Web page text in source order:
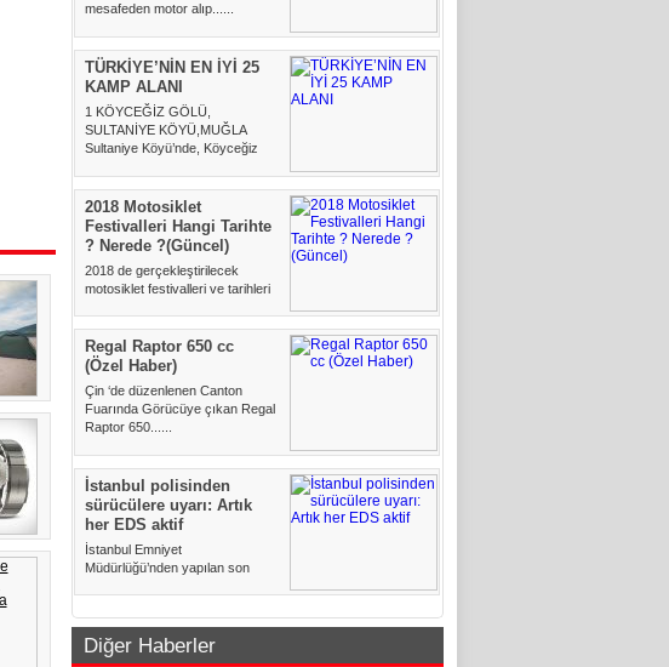
mesafeden motor alıp......
TÜRKİYE’NİN EN İYİ 25
KAMP ALANI
1 KÖYCEĞİZ GÖLÜ,
SULTANİYE KÖYÜ,MUĞLA
Sultaniye Köyü’nde, Köyceğiz
2018 Motosiklet
Festivalleri Hangi Tarihte
? Nerede ?(Güncel)
2018 de gerçekleştirilecek
motosiklet festivalleri ve tarihleri
Regal Raptor 650 cc
(Özel Haber)
Çin ‘de düzenlenen Canton
Fuarında Görücüye çıkan Regal
Raptor 650......
İstanbul polisinden
sürücülere uyarı: Artık
her EDS aktif
İstanbul Emniyet
Müdürlüğü’nden yapılan son
Diğer Haberler